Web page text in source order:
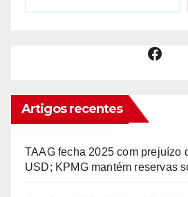
Artigos recentes
TAAG fecha 2025 com prejuízo
USD; KPMG mantém reservas